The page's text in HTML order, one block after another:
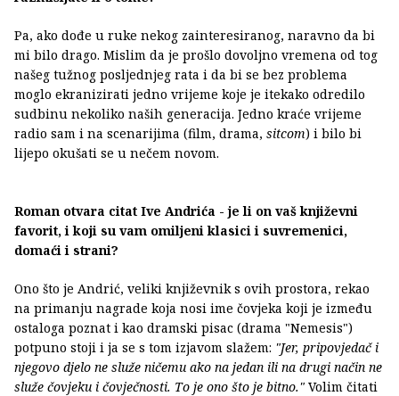
Pa, ako dođe u ruke nekog zainteresiranog, naravno da bi
mi bilo drago. Mislim da je prošlo dovoljno vremena od tog
našeg tužnog posljednjeg rata i da bi se bez problema
moglo ekranizirati jedno vrijeme koje je itekako odredilo
sudbinu nekoliko naših generacija. Jedno kraće vrijeme
radio sam i na scenarijima (film, drama, sitcom) i bilo bi
lijepo okušati se u nečem novom.
Roman otvara citat Ive Andrića - je li on vaš književni
favorit, i koji su vam omiljeni klasici i suvremenici,
domaći i strani?
Ono što je Andrić, veliki književnik s ovih prostora, rekao
na primanju nagrade koja nosi ime čovjeka koji je između
ostaloga poznat i kao dramski pisac (drama "Nemesis")
potpuno stoji i ja se s tom izjavom slažem: "Jer, pripovjedač i
njegovo djelo ne služe ničemu ako na jedan ili na drugi način ne
služe čovjeku i čovječnosti. To je ono što je bitno." Volim čitati